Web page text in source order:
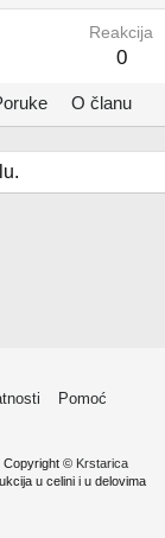
Reakcija
0
O članu
Pomoć
Copyright © Krstarica
u celini i u delovima